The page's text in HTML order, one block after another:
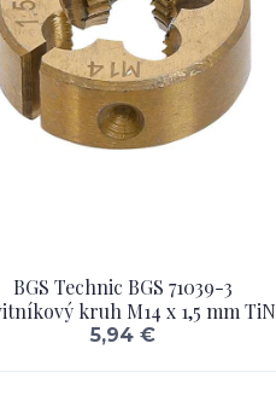
BGS Technic BGS 71039-3
kruh M14 x 1,5 mm TiN
5,94 €